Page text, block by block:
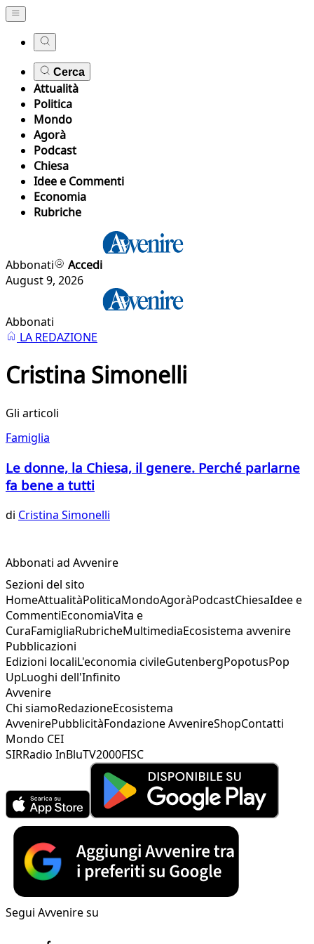
Cerca
Attualità
Politica
Mondo
Agorà
Podcast
Chiesa
Idee e Commenti
Economia
Rubriche
Abbonati
Accedi
August 9, 2026
Abbonati
LA REDAZIONE
Cristina Simonelli
Gli articoli
Famiglia
Le donne, la Chiesa, il genere. Perché parlarne
fa bene a tutti
di Cristina Simonelli
Abbonati ad Avvenire
Sezioni del sito
HomeAttualitàPoliticaMondoAgoràPodcastChiesaIdee e
CommentiEconomiaVita e
CuraFamigliaRubricheMultimediaEcosistema avvenire
Pubblicazioni
Edizioni localiL'economia civileGutenbergPopotusPop
UpLuoghi dell'Infinito
Avvenire
Chi siamoRedazioneEcosistema
AvvenirePubblicitàFondazione AvvenireShopContatti
Mondo CEI
SIRRadio InBluTV2000FISC
Segui Avvenire su